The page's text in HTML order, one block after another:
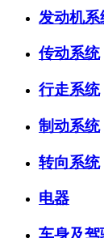
发动机系
传动系统
行走系统
制动系统
转向系统
电器
车身及驾